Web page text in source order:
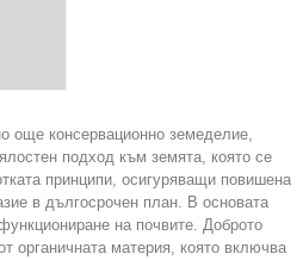
още консервационно земеделие,
подход към земята, която се
принципи, осигуряващи повишена
в дългосрочен план. В основата
на почвите. Доброто
органичната материя, която включва